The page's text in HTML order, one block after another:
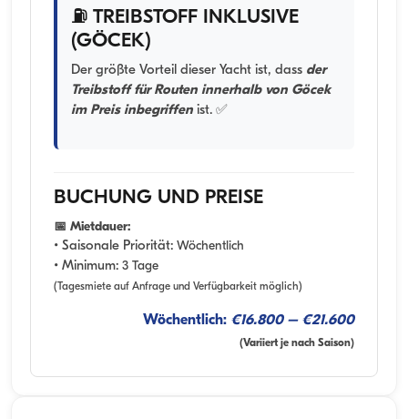
⛽ TREIBSTOFF INKLUSIVE
(GÖCEK)
Der größte Vorteil dieser Yacht ist, dass der
Treibstoff für Routen innerhalb von Göcek
im Preis inbegriffen ist. ✅
BUCHUNG UND PREISE
📅 Mietdauer:
• Saisonale Priorität: Wöchentlich
• Minimum: 3 Tage
(Tagesmiete auf Anfrage und Verfügbarkeit möglich)
Wöchentlich: €16.800 – €21.600
(Variiert je nach Saison)